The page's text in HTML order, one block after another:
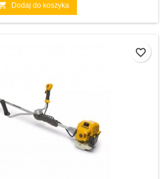
Dodaj do koszyka
favorite_border